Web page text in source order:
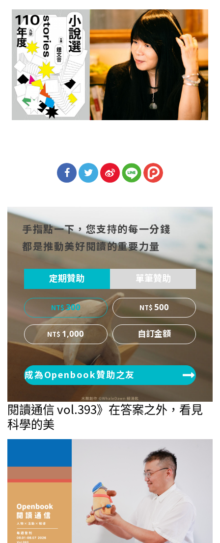
cebo
ok
witt
er
博
手指點一下，您支持的每一分錢
都是推動美好閱讀的重要力量
定期贊助 單筆贊助
300
500
1,000
成為Openbook贊助之友
閱讀通信 vol.393》在答案之外，看見
科學的美